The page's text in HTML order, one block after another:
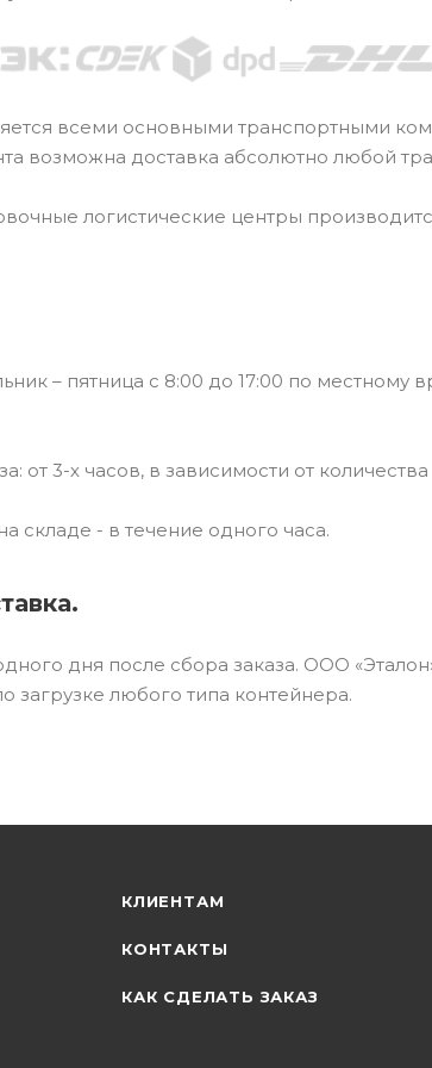
всеми основными транспортными
возможна доставка абсолютно любой
логистические центры
– пятница с 8:00 до 17:00 по местному
от 3-х часов, в зависимости от
складе - в течение одного часа.
дня после сбора заказа. ООО
загрузке любого типа контейнера.
КЛИЕНТАМ
КОНТАКТЫ
КАК СДЕЛАТЬ ЗАКАЗ